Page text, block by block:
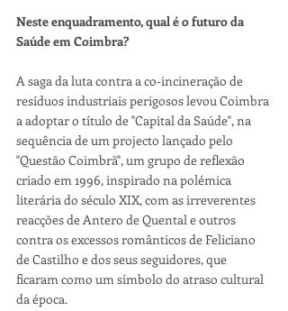
Neste enquadramento, qual é o futuro da
Saúde em Coimbra?
A saga da luta contra a co-incineração de
resíduos industriais perigosos levou Coimbra
a adoptar o título de "Capital da Saúde", na
sequência de um projecto lançado pelo
"Questão Coimbrã", um grupo de reflexão
criado em 1996, inspirado na polémica
literária do século XIX, com as irreverentes
reacções de Antero de Quental e outros
contra os excessos românticos de Feliciano
de Castilho e dos seus seguidores, que
ficaram como um símbolo do atraso cultural
da época.